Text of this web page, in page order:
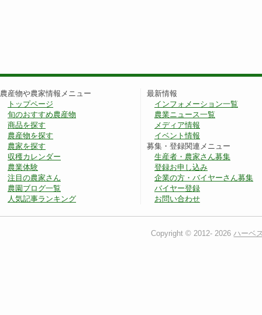
農産物や農家情報メニュー
トップページ
旬のおすすめ農産物
商品を探す
農産物を探す
農家を探す
収穫カレンダー
農業体験
注目の農家さん
農園ブログ一覧
人気記事ランキング
最新情報
インフォメーション一覧
農業ニュース一覧
メディア情報
イベント情報
募集・登録関連メニュー
生産者・農家さん募集
登録お申し込み
企業の方・バイヤーさん募集
バイヤー登録
お問い合わせ
Copyright © 2012- 2026 ハーベ